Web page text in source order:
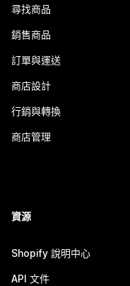
尋找商品
銷售商品
訂單與運送
商店設計
行銷與轉換
商店管理
資源
Shopify 說明中心
API 文件